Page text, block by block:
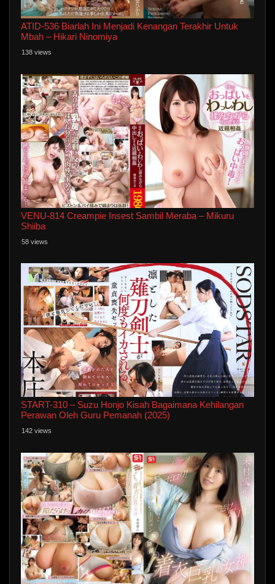
ATID-536 Biarlah Ini Menjadi Kenangan Terakhir Untuk
Mbah – Hikari Ninomiya
138 views
VENU-814 Creampie Insest Sambil Meraba – Mikuru
Shiiba
58 views
START-310 – Suzu Honjo Kisah Bagaimana Kehilangan
Perawan Oleh Guru Pemanah (2025)
142 views